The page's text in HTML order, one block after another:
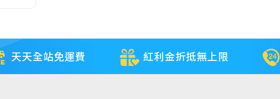
天天全站免運費 紅利金折抵無上限